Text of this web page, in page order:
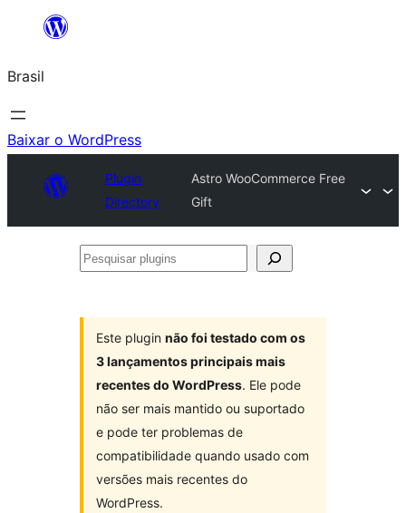
o
conteúdo
Brasil
Baixar o WordPress
Plugin
Directory
Astro WooCommerce Free
Gift
Pesquisar
Este plugin não foi testado com os
3 lançamentos principais mais
recentes do WordPress. Ele pode
não ser mais mantido ou suportado
e pode ter problemas de
compatibilidade quando usado com
versões mais recentes do
WordPress.